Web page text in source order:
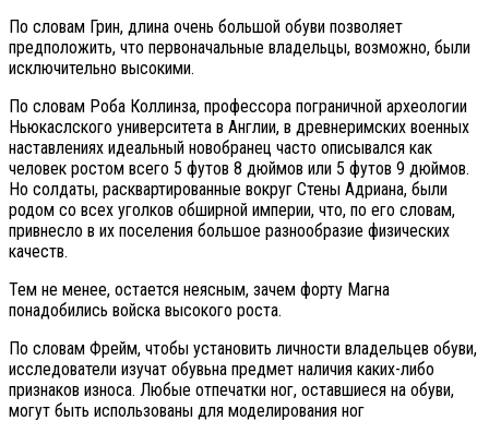
По словам Грин, длина очень большой обуви позволяет
предположить, что первоначальные владельцы, возможно, были
исключительно высокими.
По словам Роба Коллинза, профессора пограничной археологии
Ньюкаслского университета в Англии, в древнеримских военных
наставлениях идеальный новобранец часто описывался как
человек ростом всего 5 футов 8 дюймов или 5 футов 9 дюймов.
Но солдаты, расквартированные вокруг Стены Адриана, были
родом со всех уголков обширной империи, что, по его словам,
привнесло в их поселения большое разнообразие физических
качеств.
Тем не менее, остается неясным, зачем форту Магна
понадобились войска высокого роста.
По словам Фрейм, чтобы установить личности владельцев обуви,
исследователи изучат обувьна предмет наличия каких-либо
признаков износа. Любые отпечатки ног, оставшиеся на обуви,
могут быть использованы для моделирования ног